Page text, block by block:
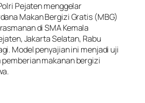
Pejaten menggelar
Makan Bergizi Gratis (MBG)
di SMA Kemala
Jakarta Selatan, Rabu
Model penyajian ini menjadi uji
makanan bergizi